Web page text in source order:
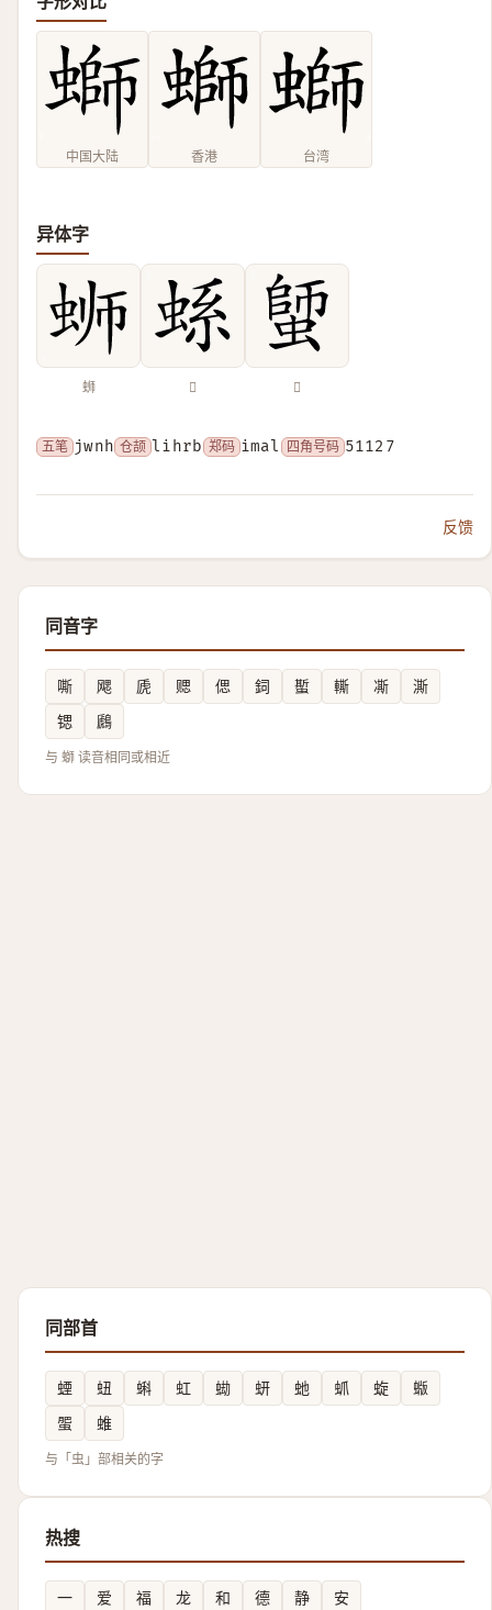
中国大陆 香港 台湾
异体字
蛳 𧋬 𧏍
五笔 jwnh 仓颉 lihrb 郑码 imal 四角号码 51127
反馈
同音字
嘶 飔 虒 䞏 偲 鉰 蟴 䡳 凘
澌
锶
鷉
与 螄 读音相同或相近
同部首
䗎 䖡 蝌 虹 蜐 蚈 虵 䖣 蜁
蝂
蜰
蜼
与「虫」部相关的字
热搜
一 爱 福 龙 和 德 静 安